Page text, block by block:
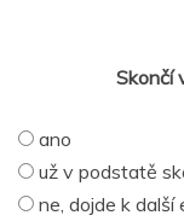
Skončí
ano
už v podstatě
ne, dojde k